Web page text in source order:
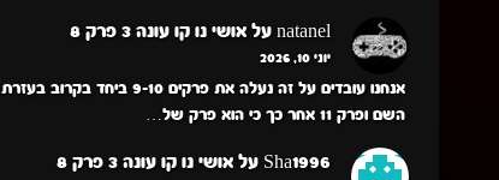
natanel עלאושי נו קו עונה 3 פרק 8
יוני 10, 2026
אנחנו עובדים על זה נעלה את פרקים 9-10 ביחד בקרוב בעזרת
השם ופרק 11 אחר כך כי הוא פרק של…
Sha1996 עלאושי נו קו עונה 3 פרק 8